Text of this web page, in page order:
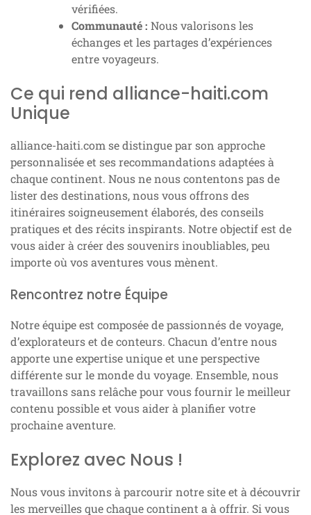
vérifiées.
Communauté : Nous valorisons les
échanges et les partages d’expériences
entre voyageurs.
Ce qui rend alliance-haiti.com
Unique
alliance-haiti.com se distingue par son approche
personnalisée et ses recommandations adaptées à
chaque continent. Nous ne nous contentons pas de
lister des destinations, nous vous offrons des
itinéraires soigneusement élaborés, des conseils
pratiques et des récits inspirants. Notre objectif est de
vous aider à créer des souvenirs inoubliables, peu
importe où vos aventures vous mènent.
Rencontrez notre Équipe
Notre équipe est composée de passionnés de voyage,
d’explorateurs et de conteurs. Chacun d’entre nous
apporte une expertise unique et une perspective
différente sur le monde du voyage. Ensemble, nous
travaillons sans relâche pour vous fournir le meilleur
contenu possible et vous aider à planifier votre
prochaine aventure.
Explorez avec Nous !
Nous vous invitons à parcourir notre site et à découvrir
les merveilles que chaque continent a à offrir. Si vous